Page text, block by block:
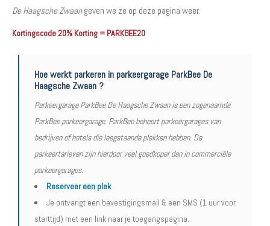
De Haagsche Zwaangeven we ze op deze pagina weer.
Kortingscode 20% Korting = PARKBEE20
Hoe werkt parkeren in parkeergarage ParkBee De
Haagsche Zwaan ?
Parkeergarage ParkBee De Haagsche Zwaan is een zogenaamde
ParkBee parkeergarage. ParkBee beheert parkeergarages van
bedrijven of hotels die leegstaande plekken hebben. De
parkeertarieven zijn hierdoor veel goedkoper dan in commerciële
parkeergarages.
Reserveer een plek
Je ontvangt een bevestigingsmail & een SMS (1 uur voor
starttijd) met een link naar je toegangspagina.